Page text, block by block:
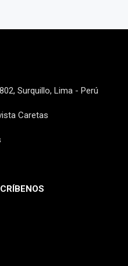
Surquillo, Lima - Perú
Caretas